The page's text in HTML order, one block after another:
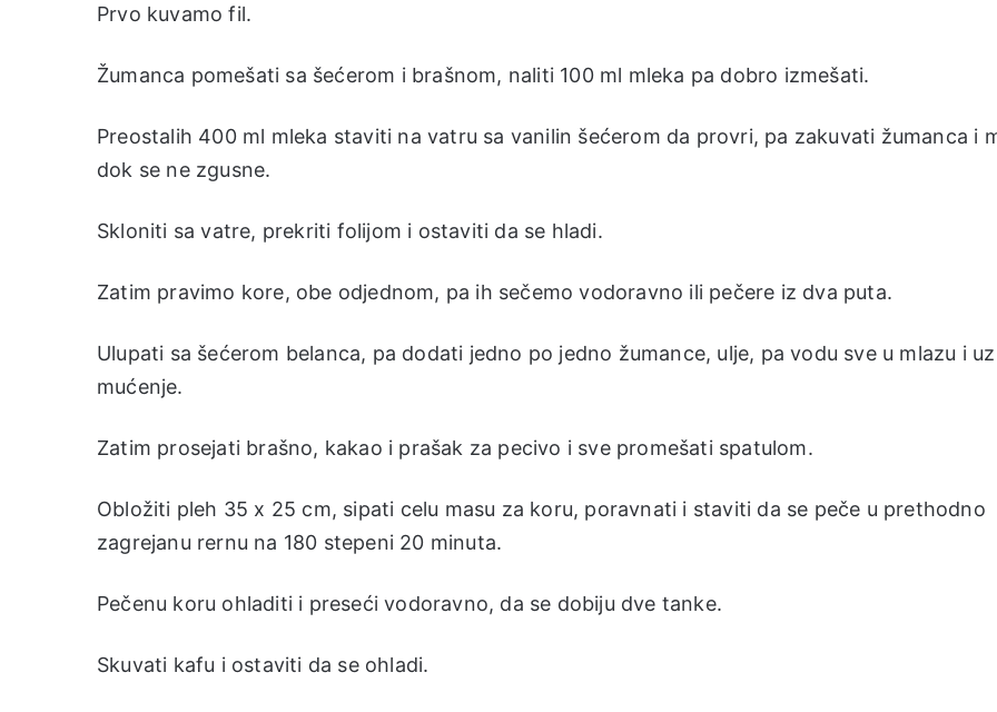
Prvo kuvamo fil.
Žumanca pomešati sa šećerom i brašnom, naliti 100 ml mleka pa dobro izmešati.
Preostalih 400 ml mleka staviti na vatru sa vanilin šećerom da provri, pa zakuvati žumanca i
dok se ne zgusne.
Skloniti sa vatre, prekriti folijom i ostaviti da se hladi.
Zatim pravimo kore, obe odjednom, pa ih sečemo vodoravno ili pečere iz dva puta.
Ulupati sa šećerom belanca, pa dodati jedno po jedno žumance, ulje, pa vodu sve u mlazu i uz
mućenje.
Zatim prosejati brašno, kakao i prašak za pecivo i sve promešati spatulom.
Obložiti pleh 35 x 25 cm, sipati celu masu za koru, poravnati i staviti da se peče u prethodno
zagrejanu rernu na 180 stepeni 20 minuta.
Pečenu koru ohladiti i preseći vodoravno, da se dobiju dve tanke.
Skuvati kafu i ostaviti da se ohladi.